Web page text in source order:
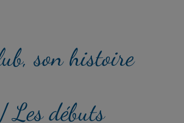
son histoire
Les débuts